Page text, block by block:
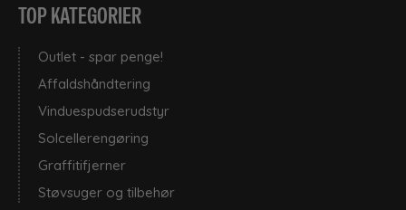
TOP KATEGORIER
Outlet - spar penge!
Affaldshåndtering
Vinduespudserudstyr
Solcellerengøring
Graffitifjerner
Støvsuger og tilbehør